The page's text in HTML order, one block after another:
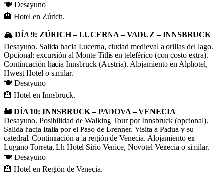
🍽️ Desayuno
🏨 Hotel en Zúrich.
🏔️ DÍA 9: ZÚRICH – LUCERNA – VADUZ – INNSBRUCK
Desayuno. Salida hacia Lucerna, ciudad medieval a orillas del lago.
Opcional: excursión al Monte Titlis en teleférico (con costo extra).
Continuación hacia Innsbruck (Austria). Alojamiento en Alphotel,
Hwest Hotel o similar.
🍽️ Desayuno
🏨 Hotel en Innsbruck.
🚂 DÍA 10: INNSBRUCK – PADOVA – VENECIA
Desayuno. Posibilidad de Walking Tour por Innsbruck (opcional).
Salida hacia Italia por el Paso de Brenner. Visita a Padua y su
catedral. Continuación a la región de Venecia. Alojamiento en
Lugano Torreta, Lh Hotel Sirio Venice, Novotel Venecia o similar.
🍽️ Desayuno
🏨 Hotel en Región de Venecia.